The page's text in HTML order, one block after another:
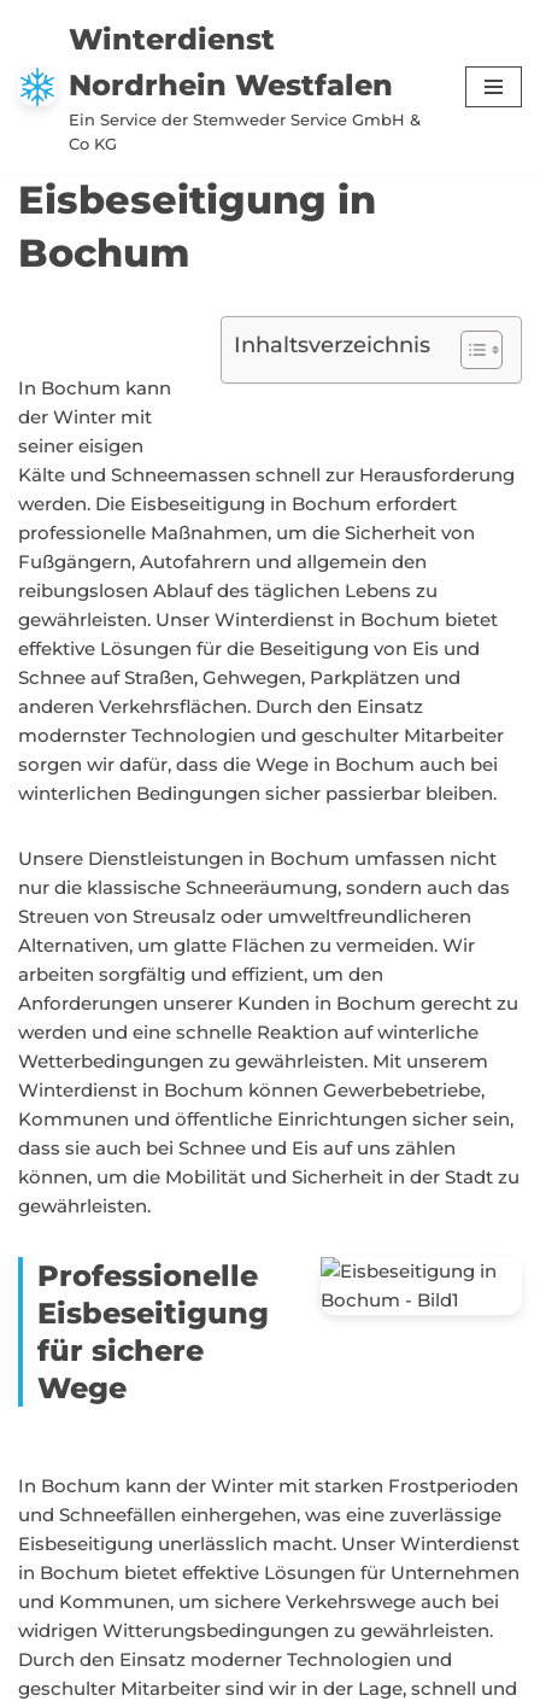
Zum
Inhalt
springen
Winterdienst
Nordrhein Westfalen
Ein Service der Stemweder Service GmbH &
Co KG
Eisbeseitigung in
Bochum
Inhaltsverzeichnis
In Bochum kann
der Winter mit
seiner eisigen
Kälte und Schneemassen schnell zur Herausforderung
werden. Die Eisbeseitigung in Bochum erfordert
professionelle Maßnahmen, um die Sicherheit von
Fußgängern, Autofahrern und allgemein den
reibungslosen Ablauf des täglichen Lebens zu
gewährleisten. Unser Winterdienst in Bochum bietet
effektive Lösungen für die Beseitigung von Eis und
Schnee auf Straßen, Gehwegen, Parkplätzen und
anderen Verkehrsflächen. Durch den Einsatz
modernster Technologien und geschulter Mitarbeiter
sorgen wir dafür, dass die Wege in Bochum auch bei
winterlichen Bedingungen sicher passierbar bleiben.
Unsere Dienstleistungen in Bochum umfassen nicht
nur die klassische Schneeräumung, sondern auch das
Streuen von Streusalz oder umweltfreundlicheren
Alternativen, um glatte Flächen zu vermeiden. Wir
arbeiten sorgfältig und effizient, um den
Anforderungen unserer Kunden in Bochum gerecht zu
werden und eine schnelle Reaktion auf winterliche
Wetterbedingungen zu gewährleisten. Mit unserem
Winterdienst in Bochum können Gewerbebetriebe,
Kommunen und öffentliche Einrichtungen sicher sein,
dass sie auch bei Schnee und Eis auf uns zählen
können, um die Mobilität und Sicherheit in der Stadt zu
gewährleisten.
Professionelle
Eisbeseitigung
für sichere
Wege
In Bochum kann der Winter mit starken Frostperioden
und Schneefällen einhergehen, was eine zuverlässige
Eisbeseitigung unerlässlich macht. Unser Winterdienst
in Bochum bietet effektive Lösungen für Unternehmen
und Kommunen, um sichere Verkehrswege auch bei
widrigen Witterungsbedingungen zu gewährleisten.
Durch den Einsatz moderner Technologien und
geschulter Mitarbeiter sind wir in der Lage, schnell und